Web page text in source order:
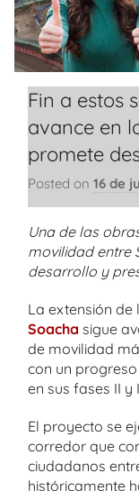
Fin a estos
avance en
promete
Posted on 16 de
Una de las
movilidad entre
desarrollo y
La extensión
Soacha sigue
de movilidad
con un
en sus fases II y
El proyecto se
corredor que
ciudadanos
históricamente